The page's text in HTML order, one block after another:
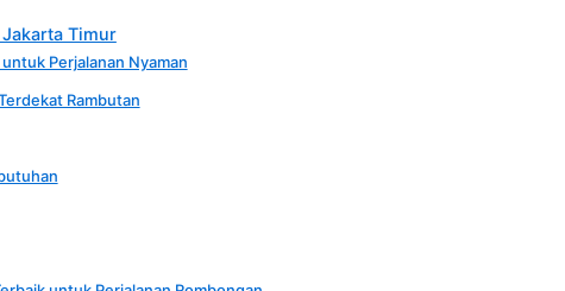
Timur
Perjalanan Nyaman
Rambutan